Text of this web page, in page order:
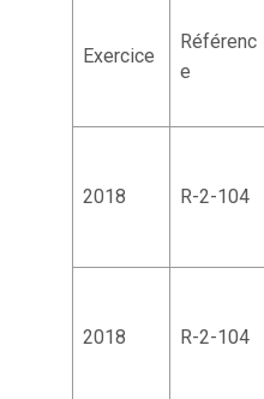
Exercice
Référenc
e
2018 R-2-104
2018 R-2-104